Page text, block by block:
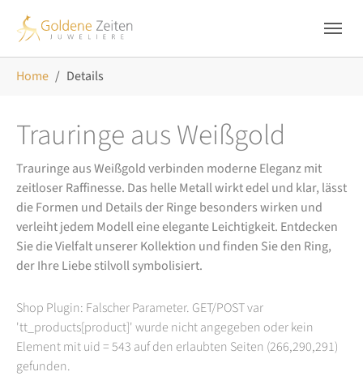
Home Details
Trauringe aus Weißgold
Trauringe aus Weißgold verbinden moderne Eleganz mit
zeitloser Raffinesse. Das helle Metall wirkt edel und klar, lässt
die Formen und Details der Ringe besonders wirken und
verleiht jedem Modell eine elegante Leichtigkeit. Entdecken
Sie die Vielfalt unserer Kollektion und finden Sie den Ring,
der Ihre Liebe stilvoll symbolisiert.
Shop Plugin: Falscher Parameter. GET/POST var
'tt_products[product]' wurde nicht angegeben oder kein
Element mit uid = 543 auf den erlaubten Seiten (266,290,291)
gefunden.